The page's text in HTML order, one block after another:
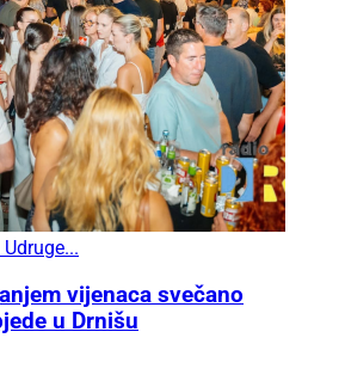
vijenaca svečano
u Drnišu